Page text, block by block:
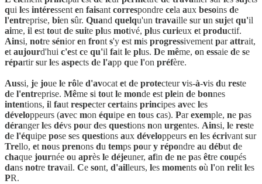
qui les intéressenten faisantcorrespondre cela aux besoins de
l'entreprise, bien sûr. Quand quelqu'un travaille surun sujetqu'il
aime, il esttoutde suite plus motivé, plus curieux etproductif.
Ainsi, notre sénioren fronts'y estmis progressivementparattrait,
etaujourd'hui c'estce qu'il faitle plus. De même, on essaie de se
répartirsurles aspects de l'app que l'on préfère.
Aussi, je joue le rôle d'avocatetde protecteurvis-à-vis du reste
de l'entreprise. Même si toutle monde estplein de bonnes
intentions, il fautrespectercertains principes avec les
développeurs (avec mon équipe en tous cas). Parexemple, ne pas
dérangerles dévs pourdes questions non urgentes. Ainsi, le reste
de l'équipe pose ses questions aux développeurs en les écrivantsur
Trello, etnous prenons du temps poury répondre au débutde
chaque journée ou après le déjeuner, afin de ne pas être coupés
dans notre travail. Ce sont, d'ailleurs, les moments où l'on relitles
PR.